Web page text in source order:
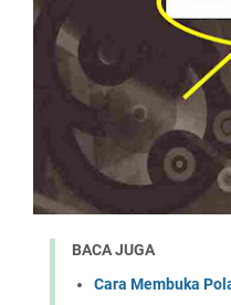
BACA JUGA
Cara Membuka